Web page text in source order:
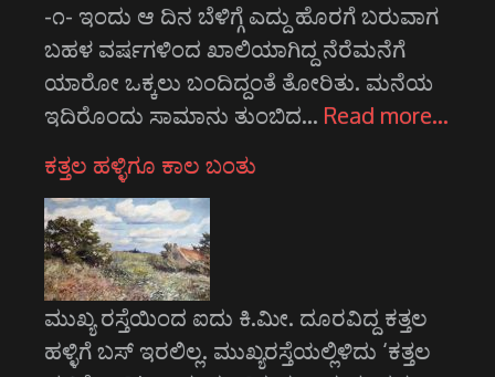
-೧- ಇಂದು ಆ ದಿನ ಬೆಳಿಗ್ಗೆ ಎದ್ದು ಹೊರಗೆ ಬರುವಾಗ
ಬಹಳ ವರ್ಷಗಳಿಂದ ಖಾಲಿಯಾಗಿದ್ದ ನೆರೆಮನೆಗೆ
ಯಾರೋ ಒಕ್ಕಲು ಬಂದಿದ್ದಂತೆ ತೋರಿತು. ಮನೆಯ
ಇದಿರೊಂದು ಸಾಮಾನು ತುಂಬಿದ… Read more…
ಕತ್ತಲ ಹಳ್ಳಿಗೂ ಕಾಲ ಬಂತು
ಮುಖ್ಯ ರಸ್ತೆಯಿಂದ ಐದು ಕಿ.ಮೀ. ದೂರವಿದ್ದ ಕತ್ತಲ
ಹಳ್ಳಿಗೆ ಬಸ್ ಇರಲಿಲ್ಲ. ಮುಖ್ಯರಸ್ತೆಯಲ್ಲಿಳಿದು ‘ಕತ್ತಲ